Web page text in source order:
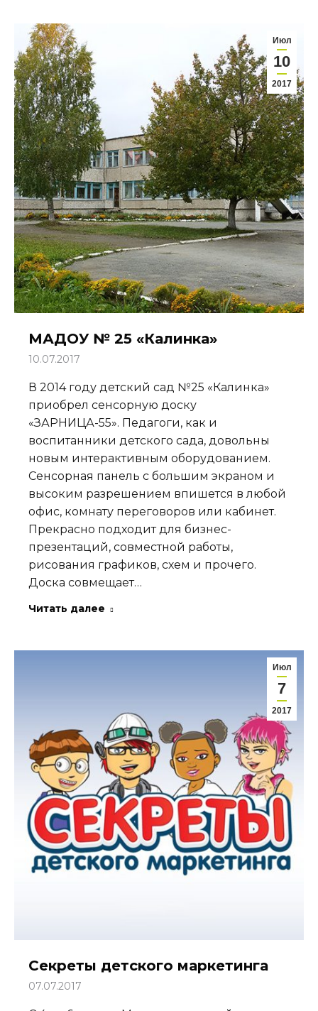
Июл
10
2017
МАДОУ № 25 «Калинка»
10.07.2017
В 2014 году детский сад №25 «Калинка»
приобрел сенсорную доску
«ЗАРНИЦА-55». Педагоги, как и
воспитанники детского сада, довольны
новым интерактивным оборудованием.
Сенсорная панель с большим экраном и
высоким разрешением впишется в любой
офис, комнату переговоров или кабинет.
Прекрасно подходит для бизнес-
презентаций, совместной работы,
рисования графиков, схем и прочего.
Доска совмещает…
Читать далее
Июл
7
2017
Секреты детского маркетинга
07.07.2017